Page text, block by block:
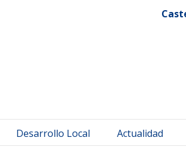
Desarrollo Local Actualidad